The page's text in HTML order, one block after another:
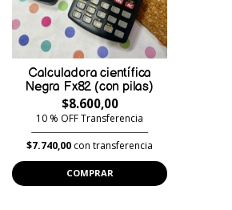
Calculadora científica
Negra Fx82 (con pilas)
$8.600,00
10 % OFF Transferencia
$7.740,00 con transferencia
COMPRAR